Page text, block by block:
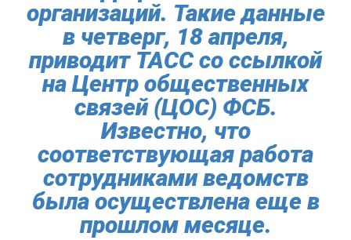
организаций. Такие данные
в четверг, 18 апреля,
приводит ТАСС со ссылкой
на Центр общественных
связей (ЦОС) ФСБ.
Известно, что
соответствующая работа
сотрудниками ведомств
была осуществлена еще в
прошлом месяце.